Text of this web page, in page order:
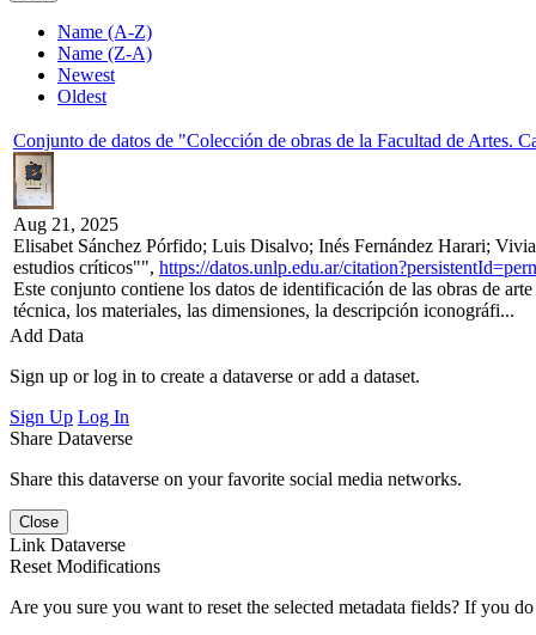
Name (A-Z)
Name (Z-A)
Newest
Oldest
Conjunto de datos de "Colección de obras de la Facultad de Artes.
Aug 21, 2025
Elisabet Sánchez Pórfido; Luis Disalvo; Inés Fernández Harari;
estudios críticos"", https://datos.unlp.edu.ar/
Este conjunto contiene los datos de identificación de las obras de
técnica, los materiales, las dimensiones, la descripción iconográfi...
Add Data
Sign up or log in to create a dataverse or add a dataset.
Sign Up Log In
Share Dataverse
Share this dataverse on your favorite social media networks.
Close
Link Dataverse
Reset Modifications
Are you sure you want to reset the selected metadata fields? If you